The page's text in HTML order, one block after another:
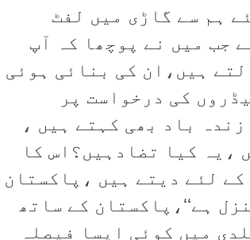
ہم سے گاڑی میں لفٹ
جب میں نے پوچھا کہ آپ
ہیں،ان کی بنائی ہوئی
کی درخواست پر
باد بھی کہتے ہیں ،
،یہ کیا تضادہیں؟اس کا
کے لئے دیتے ہیں ،پاکستان
ہے‘‘،پاکستان کے ساتھ
میں کوئی ایسا فیصلہ